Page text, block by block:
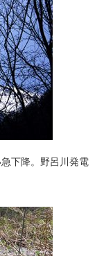
下降。野呂川発電